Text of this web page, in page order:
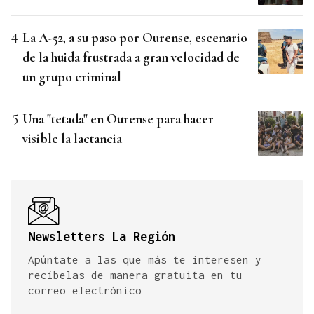
La A-52, a su paso por Ourense, escenario
de la huida frustrada a gran velocidad de
un grupo criminal
Una "tetada" en Ourense para hacer
visible la lactancia
Newsletters La Región
Apúntate a las que más te interesen y
recíbelas de manera gratuita en tu
correo electrónico